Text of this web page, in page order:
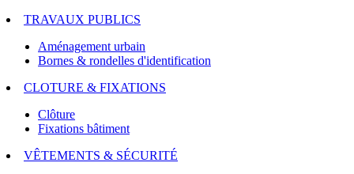
TRAVAUX PUBLICS
Aménagement urbain
Bornes & rondelles d'identification
CLOTURE & FIXATIONS
Clôture
Fixations bâtiment
VÊTEMENTS & SÉCURITÉ